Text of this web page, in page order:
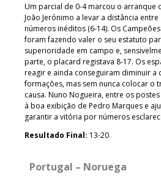
Um parcial de 0-4 marcou o arranque
João Jerónimo a levar a distância
números inéditos (6-14). Os
foram fazendo valer o seu estatuto
superioridade em campo e,
parte, o placard registava 8-17. Os
reagir e ainda conseguiram diminuir a
formações, mas sem nunca colocar o
causa. Nuno Nogueira, entre os
à boa exibição de Pedro Marques e
garantir a vitória por números
Resultado Final: 13-20
Portugal – Noruega